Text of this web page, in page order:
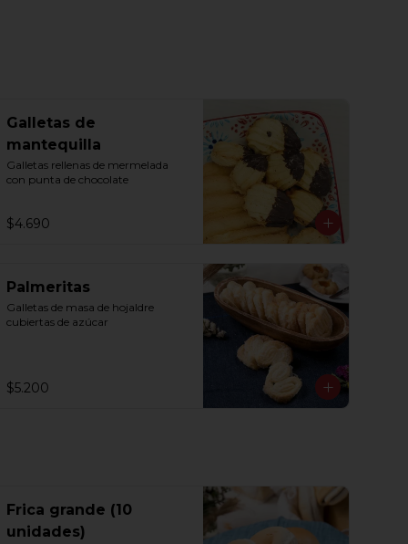
Galletas de
mantequilla
Galletas rellenas de mermelada
con punta de chocolate
$4.690
Palmeritas
Galletas de masa de hojaldre
cubiertas de azúcar
$5.200
Frica grande (10
unidades)